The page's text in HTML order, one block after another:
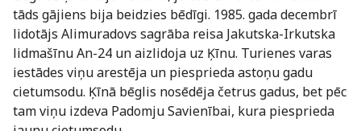
tāds gājiens bija beidzies bēdīgi. 1985. gada decembrī
lidotājs Alimuradovs sagrāba reisa Jakutska-Irkutska
lidmašīnu An-24 un aizlidoja uz Ķīnu. Turienes varas
iestādes viņu arestēja un piesprieda astoņu gadu
cietumsodu. Ķīnā bēglis nosēdēja četrus gadus, bet pēc
tam viņu izdeva Padomju Savienībai, kura piesprieda